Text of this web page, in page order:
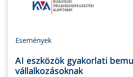
Események
AI eszközök gyakorlati
vállalkozásoknak